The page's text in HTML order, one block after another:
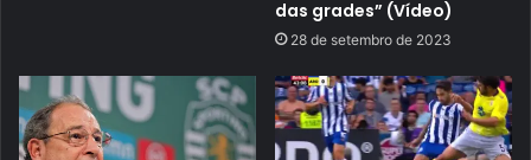
das grades” (Vídeo)
28 de setembro de 2023